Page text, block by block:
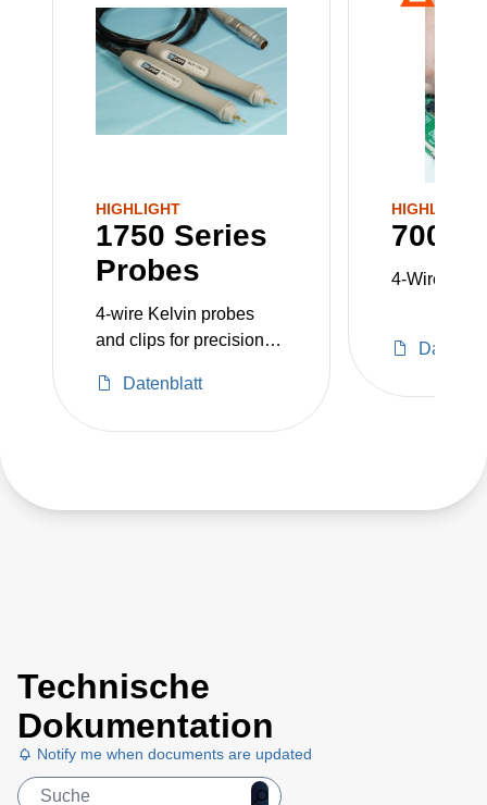
HIGHLIGHT
1750 Series
Probes
4-wire Kelvin probes
and clips for precision
Datenblatt
HIGHLIGHT
700
4-Wire
Technische
Dokumentation
Notify me when documents are updated